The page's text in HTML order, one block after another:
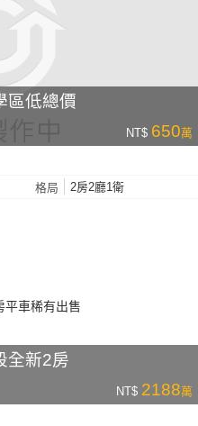
區低總價
NT$ 650萬
格局 2房2廳1衛
全新2房
NT$ 2188萬